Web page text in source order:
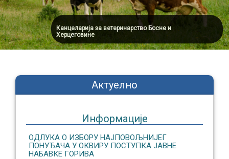
Канцеларија за ветеринарство Босне и
Херцеговине
Актуелно
Информације
ОДЛУКА О ИЗБОРУ НАЈПОВОЉНИЈЕГ
ПОНУЂАЧА У ОКВИРУ ПОСТУПКА ЈАВНЕ
НАБАВКЕ ГОРИВА